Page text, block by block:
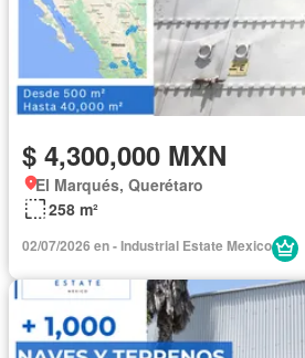
$ 4,300,000 MXN
El Marqués, Querétaro
258 m²
02/07/2026 en - Industrial Estate Mexico